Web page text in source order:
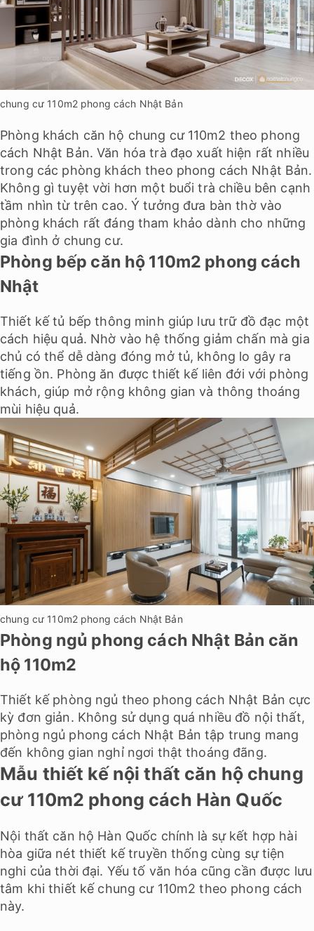
chung cư 110m2 phong cách Nhật Bản
Phòng khách căn hộ chung cư 110m2 theo phong
cách Nhật Bản. Văn hóa trà đạo xuất hiện rất nhiều
trong các phòng khách theo phong cách Nhật Bản.
Không gì tuyệt vời hơn một buổi trà chiều bên cạnh
tầm nhìn từ trên cao. Ý tưởng đưa bàn thờ vào
phòng khách rất đáng tham khảo dành cho những
gia đình ở chung cư.
Phòng bếp căn hộ 110m2 phong cách
Nhật
Thiết kế tủ bếp thông minh giúp lưu trữ đồ đạc một
cách hiệu quả. Nhờ vào hệ thống giảm chấn mà gia
chủ có thể dễ dàng đóng mở tủ, không lo gây ra
tiếng ồn. Phòng ăn được thiết kế liên đới với phòng
khách, giúp mở rộng không gian và thông thoáng
mùi hiệu quả.
chung cư 110m2 phong cách Nhật Bản
Phòng ngủ phong cách Nhật Bản căn
hộ 110m2
Thiết kế phòng ngủ theo phong cách Nhật Bản cực
kỳ đơn giản. Không sử dụng quá nhiều đồ nội thất,
phòng ngủ phong cách Nhật Bản tập trung mang
đến không gian nghỉ ngơi thật thoáng đãng.
Mẫu thiết kế nội thất căn hộ chung
cư 110m2 phong cách Hàn Quốc
Nội thất căn hộ Hàn Quốc chính là sự kết hợp hài
hòa giữa nét thiết kế truyền thống cùng sự tiện
nghi của thời đại. Yếu tố văn hóa cũng cần được lưu
tâm khi thiết kế chung cư 110m2 theo phong cách
này.